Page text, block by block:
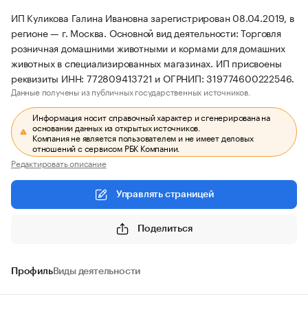
ИП Куликова Галина Ивановна зарегистрирован 08.04.2019, в
регионе — г. Москва. Основной вид деятельности: Торговля
розничная домашними животными и кормами для домашних
животных в специализированных магазинах. ИП присвоены
реквизиты ИНН: 772809413721 и ОГРНИП: 319774600222546.
Данные получены из публичных государственных источников.
Информация носит справочный характер и сгенерирована на
основании данных из открытых источников.
Компания не является пользователем и не имеет деловых
отношений с сервисом РБК Компании.
Редактировать описание
Управлять страницей
Поделиться
ПрофильВиды деятельности